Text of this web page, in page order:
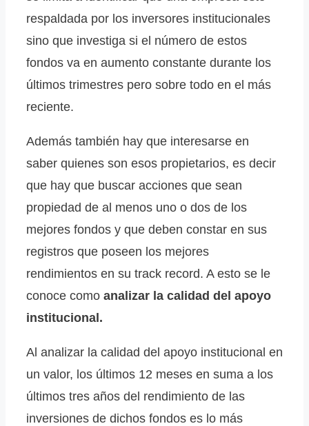
respaldada por los inversores institucionales
sino que investiga si el número de estos
fondos va en aumento constante durante los
últimos trimestres pero sobre todo en el más
reciente.
Además también hay que interesarse en
saber quienes son esos propietarios, es decir
que hay que buscar acciones que sean
propiedad de al menos uno o dos de los
mejores fondos y que deben constar en sus
registros que poseen los mejores
rendimientos en su track record. A esto se le
conoce como analizar la calidad del apoyo
institucional.
Al analizar la calidad del apoyo institucional en
un valor, los últimos 12 meses en suma a los
últimos tres años del rendimiento de las
inversiones de dichos fondos es lo más